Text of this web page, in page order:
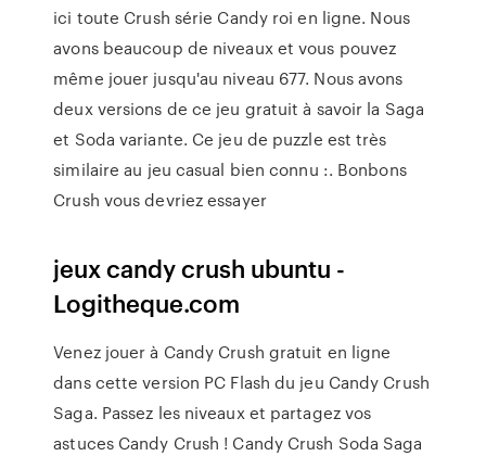
ici toute Crush série Candy roi en ligne. Nous
avons beaucoup de niveaux et vous pouvez
même jouer jusqu'au niveau 677. Nous avons
deux versions de ce jeu gratuit à savoir la Saga
et Soda variante. Ce jeu de puzzle est très
similaire au jeu casual bien connu :. Bonbons
Crush vous devriez essayer
jeux candy crush ubuntu -
Logitheque.com
Venez jouer à Candy Crush gratuit en ligne
dans cette version PC Flash du jeu Candy Crush
Saga. Passez les niveaux et partagez vos
astuces Candy Crush ! Candy Crush Soda Saga